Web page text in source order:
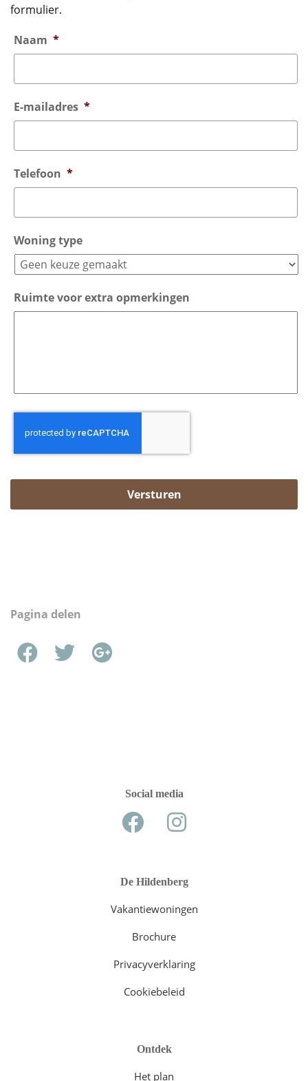
formulier.
Naam *
E-mailadres *
Telefoon *
Woning type
Ruimte voor extra opmerkingen
Versturen
Pagina delen
Social media
De Hildenberg
Vakantiewoningen
Brochure
Privacyverklaring
Cookiebeleid
Ontdek
Het plan